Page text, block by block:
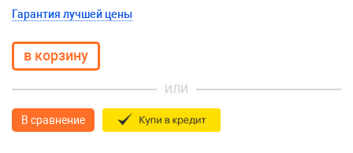
Гарантия лучшей цены
ИЛИ
В сравнение